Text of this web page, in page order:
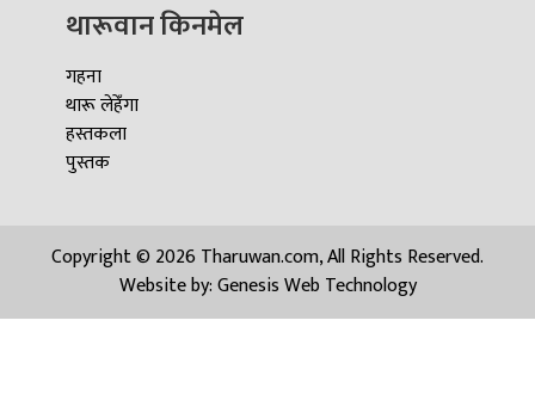
थारूवान किनमेल
गहना
थारू लेहेँगा
हस्तकला
पुस्तक
Copyright © 2026 Tharuwan.com, All Rights Reserved.
Website by:Genesis Web Technology